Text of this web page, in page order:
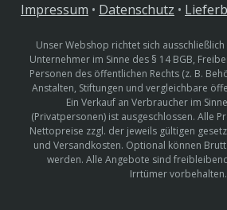
Impressum • Datenschutz •
Unser Webshop richtet sich
Unternehmer im Sinne des § 14 BGB,
Personen des öffentlichen Rechts (z. B.
Anstalten, Stiftungen und vergleichbare
Ein Verkauf an Verbraucher im
(Privatpersonen) ist ausgeschlossen. Alle
Nettopreise zzgl. der jeweils gültigen
und Versandkosten. Optional können
werden. Alle Angebote sind
Irrtümer vorbehalten.